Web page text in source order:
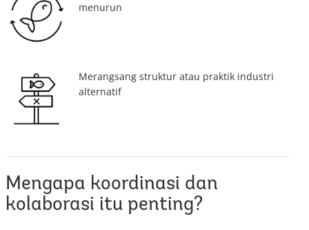
menurun
Merangsang struktur atau praktik industri
alternatif
Mengapa koordinasi dan
kolaborasi itu penting?